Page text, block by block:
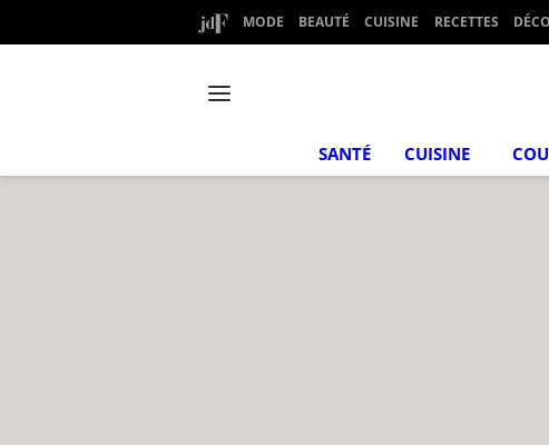
MODE BEAUTÉ CUISINE RECETTES DÉCO
SANTÉ CUISINE